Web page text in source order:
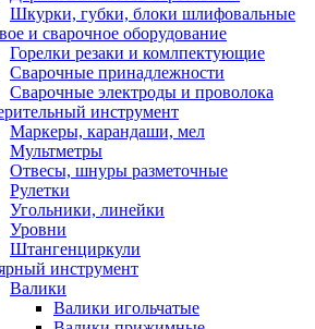
Шкурки, губки, блоки шлифовальные
и сварочное оборудование
Горелки резаки и комлпектующие
Сварочные принадлежности
Сварочные электроды и проволока
инструмент
Маркеры, карандаши, мел
Мультметры
Отвесы, шнуры разметочные
Рулетки
Угольники, линейки
Уровни
Штангенциркули
инструмент
Валики
Валики игольчатые